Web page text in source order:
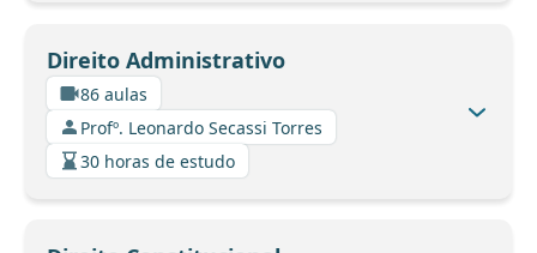
Direito Administrativo
86 aulas
Profº. Leonardo Secassi Torres
30 horas de estudo